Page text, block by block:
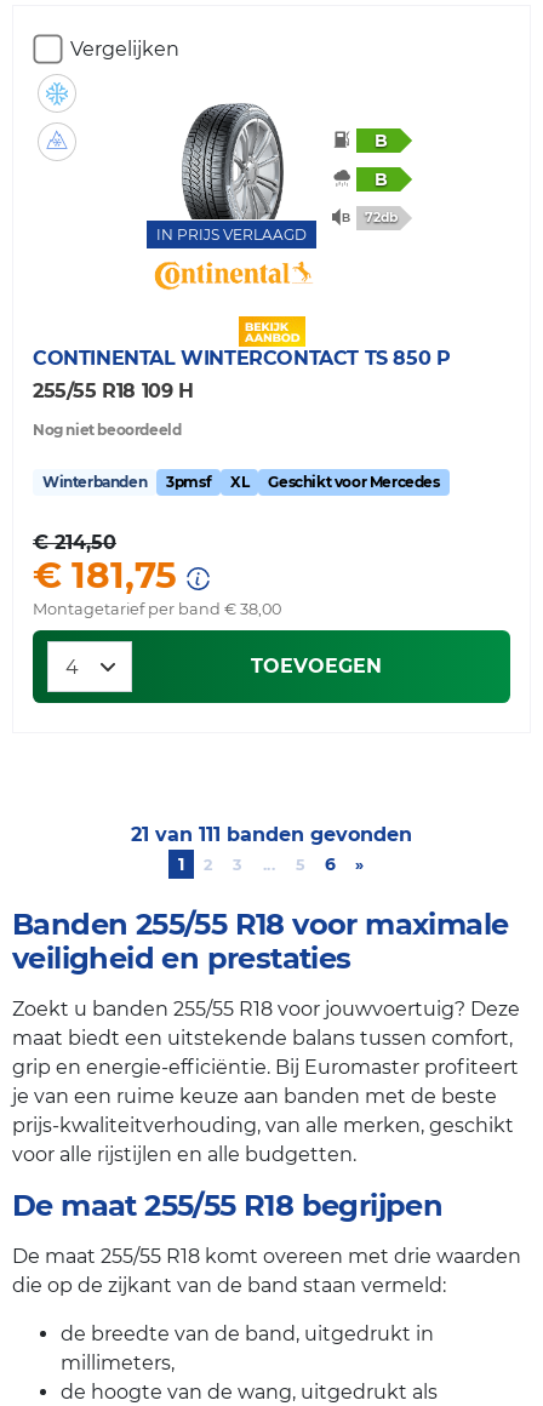
Vergelijken
IN PRIJS VERLAAGD
B
B
72db
CONTINENTAL WINTERCONTACT TS 850 P
255/55 R18 109 H
Nog niet beoordeeld
Winterbanden 3pmsf XL Geschikt voor Mercedes
€ 214,50
€ 181,75
Montagetarief per band € 38,00
TOEVOEGEN
1 2 3 ... 5 6 »
21 van 111 banden gevonden
Banden 255/55 R18 voor maximale
veiligheid en prestaties
Zoekt u banden 255/55 R18 voor jouwvoertuig? Deze
maat biedt een uitstekende balans tussen comfort,
grip en energie-efficiëntie. Bij Euromaster profiteert
je van een ruime keuze aan banden met de beste
prijs-kwaliteitverhouding, van alle merken, geschikt
voor alle rijstijlen en alle budgetten.
De maat 255/55 R18 begrijpen
De maat 255/55 R18 komt overeen met drie waarden
die op de zijkant van de band staan vermeld:
de breedte van de band, uitgedrukt in
millimeters,
de hoogte van de wang, uitgedrukt als